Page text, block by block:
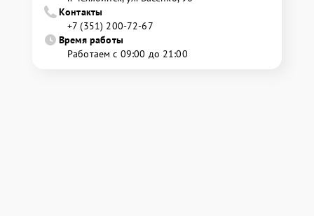
Контакты
+7 (351) 200-72-67
Время работы
Работаем с 09:00 до 21:00